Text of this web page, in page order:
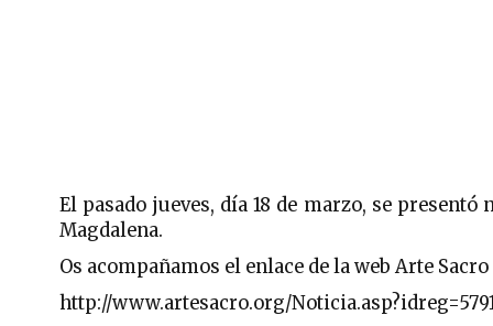
El pasado jueves, día 18 de marzo, se
Magdalena.
Os acompañamos el enlace de la web Arte
http://www.artesacro.org/